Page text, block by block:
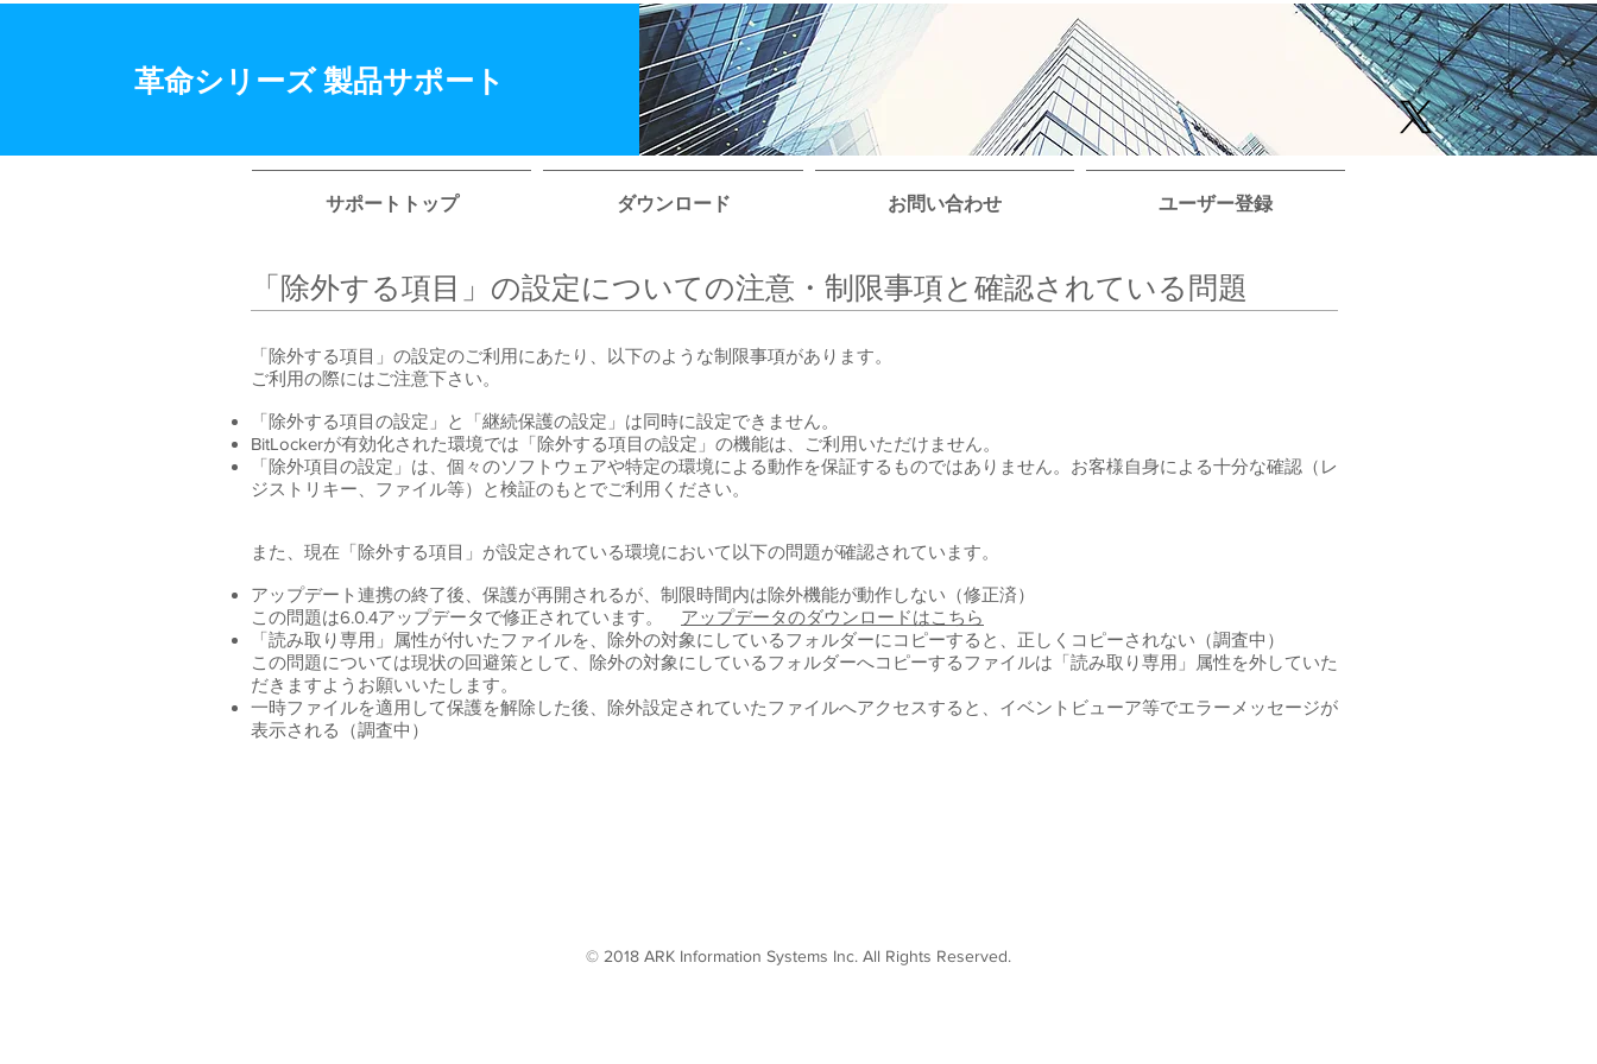
​革命シリーズ 製品サポート
サポートトップ ダウンロード お問い合わせ ユーザー登録
「除外する項目」の設定についての注意・制限事項と確認されている問題
「除外する項目」の設定のご利用にあたり、以下のような制限事項があります。
ご利用の際にはご注意下さい。
「除外する項目の設定」と「継続保護の設定」は同時に設定できません。
BitLockerが有効化された環境では「除外する項目の設定」の機能は、ご利用いただけません。
「除外項目の設定」は、個々のソフトウェアや特定の環境による動作を保証するものではありません。お客様自身による十分な確認（レ
ジストリキー、ファイル等）と検証のもとでご利用ください。
また、現在「除外する項目」が設定されている環境において以下の問題が確認されています。
アップデート連携の終了後、保護が再開されるが、制限時間内は除外機能が動作しない（修正済）
この問題は6.0.4アップデータで修正されています。 アップデータのダウンロードはこちら
「読み取り専用」属性が付いたファイルを、除外の対象にしているフォルダーにコピーすると、正しくコピーされない（調査中）
この問題については現状の回避策として、除外の対象にしているフォルダーへコピーするファイルは「読み取り専用」属性を外していた
だきますようお願いいたします。
一時ファイルを適用して保護を解除した後、除外設定されていたファイルへアクセスすると、イベントビューア等でエラーメッセージが
表示される（調査中）
© 2018 ARK Information Systems Inc. All Rights Reserved.